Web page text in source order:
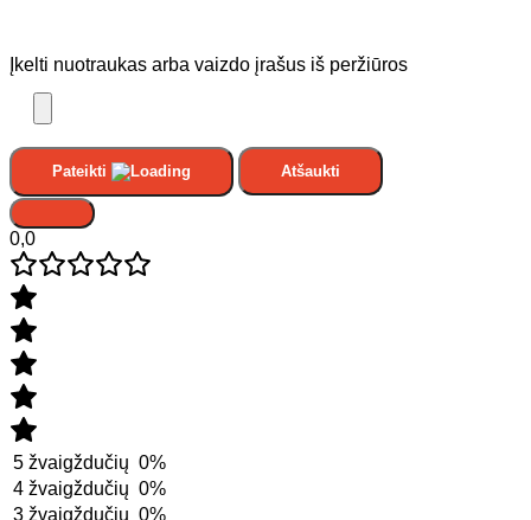
Įkelti nuotraukas arba vaizdo įrašus iš peržiūros
Pateikti Atšaukti
0,0
5 žvaigždučių 0%
4 žvaigždučių 0%
3 žvaigždučių 0%